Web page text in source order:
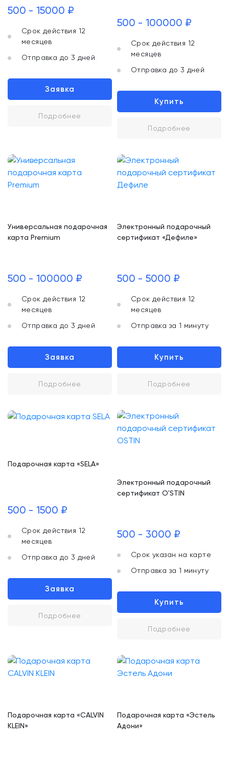
500 - 15000 ₽
Срок действия 12
месяцев
Отправка до 3 дней
Заявка
Подробнее
500 - 100000 ₽
Срок действия 12
месяцев
Отправка до 3 дней
Купить
Подробнее
Универсальная подарочная
карта Premium
500 - 100000 ₽
Срок действия 12
месяцев
Отправка до 3 дней
Заявка
Подробнее
Электронный подарочный
сертификат «Дефиле»
500 - 5000 ₽
Срок действия 12
месяцев
Отправка за 1 минуту
Купить
Подробнее
Подарочная карта «SELA»
500 - 1500 ₽
Срок действия 12
месяцев
Отправка до 3 дней
Заявка
Подробнее
Электронный подарочный
сертификат O'STIN
500 - 3000 ₽
Срок указан на карте
Отправка за 1 минуту
Купить
Подробнее
Подарочная карта «CALVIN
KLEIN»
Подарочная карта «Эстель
Адони»